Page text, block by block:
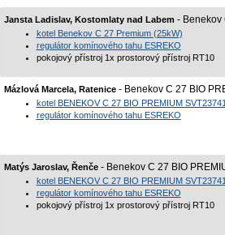
Jansta Ladislav, Kostomlaty nad Labem - Benekov
kotel Benekov C 27 Premium (25kW)
regulátor komínového tahu ESREKO
pokojový přístroj 1x prostorový přístroj RT10
Mázlová Marcela, Ratenice - Benekov C 27 BIO
kotel BENEKOV C 27 BIO PREMIUM
regulátor komínového tahu ESREKO
Matýs Jaroslav, Řenče - Benekov C 27 BIO
kotel BENEKOV C 27 BIO PREMIUM
regulátor komínového tahu ESREKO
pokojový přístroj 1x prostorový přístroj RT10